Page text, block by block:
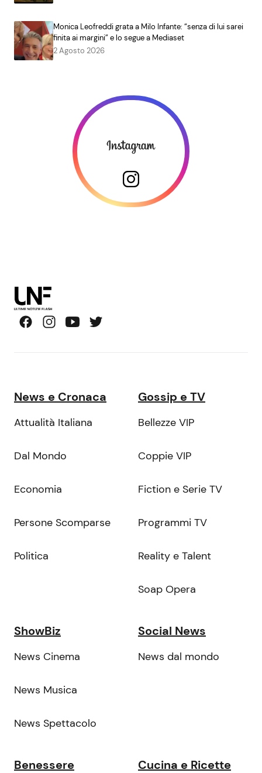
Monica Leofreddi grata a Milo Infante: “senza di lui sarei
finita ai margini” e lo segue a Mediaset
2 Agosto 2026
News e Cronaca
Attualità Italiana
Dal Mondo
Economia
Persone Scomparse
Politica
Gossip e TV
Bellezze VIP
Coppie VIP
Fiction e Serie TV
Programmi TV
Reality e Talent
Soap Opera
ShowBiz
News Cinema
News Musica
News Spettacolo
Social News
News dal mondo
Benessere Cucina e Ricette